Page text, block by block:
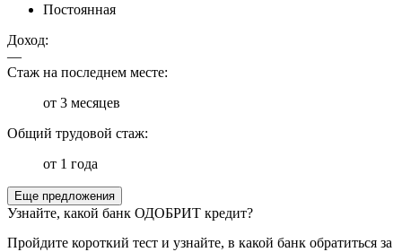
Постоянная
Доход:
—
Стаж на последнем месте:
от 3 месяцев
Общий трудовой стаж:
от 1 года
Еще предложения
Узнайте, какой банк ОДОБРИТ кредит?
Пройдите короткий тест и узнайте, в какой банк обратиться за